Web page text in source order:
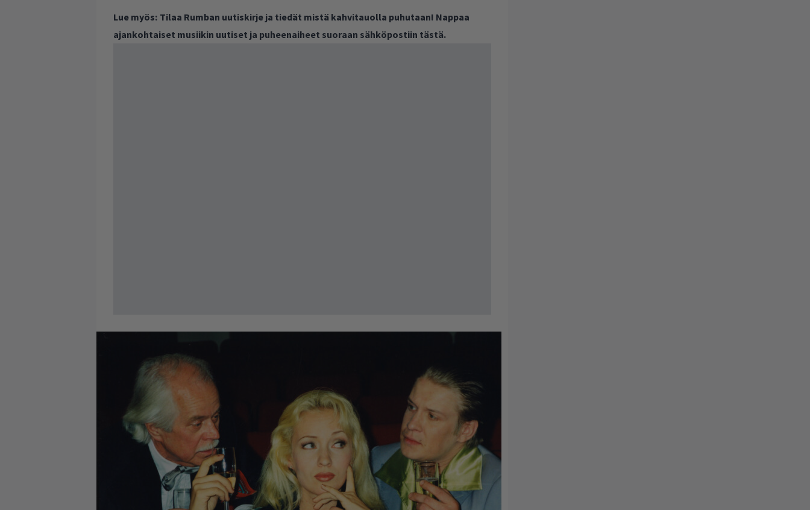
Lue myös: Tilaa Rumban uutiskirje ja tiedät mistä kahvitauolla puhutaan! Nappaa
ajankohtaiset musiikin uutiset ja puheenaiheet suoraan sähköpostiin tästä.